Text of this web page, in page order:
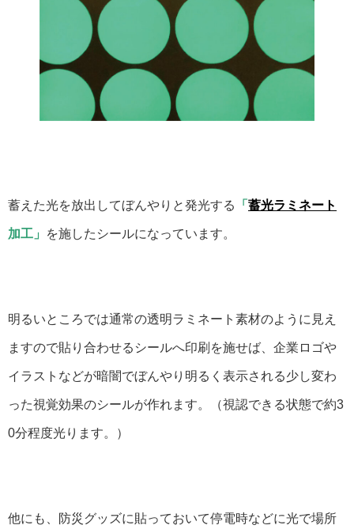
蓄えた光を放出してぼんやりと発光する 「 蓄光ラミネート
加工」 を施したシールになっています。
明るいところでは通常の透明ラミネート素材のように見え
ますので貼り合わせるシールへ印刷を施せば、企業ロゴや
イラストなどが暗闇でぼんやり明るく表示される少し変わ
った視覚効果のシールが作れます。（視認できる状態で約3
0分程度光ります。）
他にも、防災グッズに貼っておいて停電時などに光で場所